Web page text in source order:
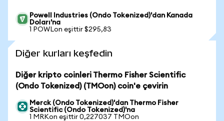
Powell Industries (Ondo Tokenized)'dan Kanada
Doları'na
1 POWLon eşittir $295,83
Diğer kurları keşfedin
Diğer kripto coinleri Thermo Fisher Scientific
(Ondo Tokenized) (TMOon) coin'e çevirin
Merck (Ondo Tokenized)'dan Thermo Fisher
Scientific (Ondo Tokenized)'na
1 MRKon eşittir 0,227037 TMOon